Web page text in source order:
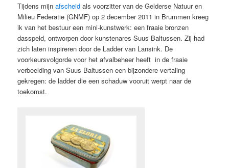
Tijdens mijnafscheid als voorzitter van de Gelderse Natuur en
Milieu Federatie (GNMF) op 2 december 2011 in Brummen kreeg
ik van het bestuur een mini-kunstwerk: een fraaie bronzen
dasspeld, ontworpen door kunstenares Suus Baltussen. Zij had
zich laten inspireren door de Ladder van Lansink. De
voorkeursvolgorde voor het afvalbeheer heeft in de fraaie
verbeelding van Suus Baltussen een bijzondere vertaling
gekregen: de ladder die een schaduw vooruit werpt naar de
toekomst.